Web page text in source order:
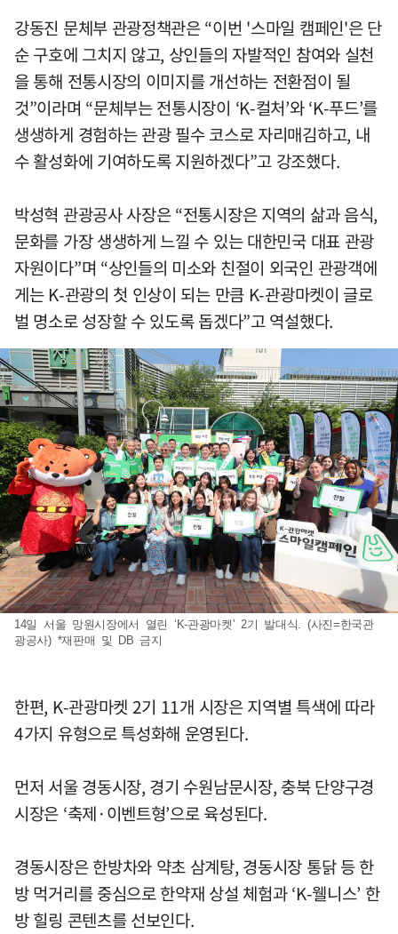
강동진 문체부 관광정책관은 “이번 '스마일 캠페인'은 단
순 구호에 그치지 않고, 상인들의 자발적인 참여와 실천
을 통해 전통시장의 이미지를 개선하는 전환점이 될
것”이라며 “문체부는 전통시장이 ‘K-컬처’와 ‘K-푸드’를
생생하게 경험하는 관광 필수 코스로 자리매김하고, 내
수 활성화에 기여하도록 지원하겠다”고 강조했다.
박성혁 관광공사 사장은 “전통시장은 지역의 삶과 음식,
문화를 가장 생생하게 느낄 수 있는 대한민국 대표 관광
자원이다”며 “상인들의 미소와 친절이 외국인 관광객에
게는 K-관광의 첫 인상이 되는 만큼 K-관광마켓이 글로
벌 명소로 성장할 수 있도록 돕겠다”고 역설했다.
14일 서울 망원시장에서 열린 ‘K-관광마켓’ 2기 발대식. (사진=한국관
광공사) *재판매 및 DB 금지
한편, K-관광마켓 2기 11개 시장은 지역별 특색에 따라
4가지 유형으로 특성화해 운영된다.
먼저 서울 경동시장, 경기 수원남문시장, 충북 단양구경
시장은 ‘축제·이벤트형’으로 육성된다.
경동시장은 한방차와 약초 삼계탕, 경동시장 통닭 등 한
방 먹거리를 중심으로 한약재 상설 체험과 ‘K-웰니스’ 한
방 힐링 콘텐츠를 선보인다.